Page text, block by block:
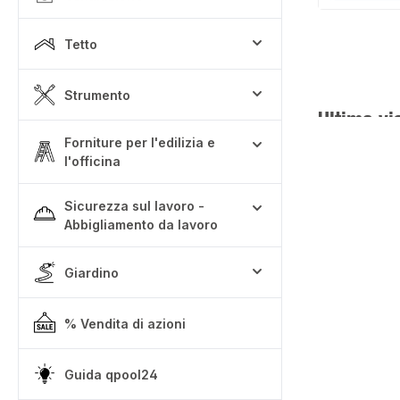
Tetto
Strumento
Forniture per l'edilizia e
l'officina
Sicurezza sul lavoro -
Abbigliamento da lavoro
Giardino
% Vendita di azioni
Guida qpool24
Ultima